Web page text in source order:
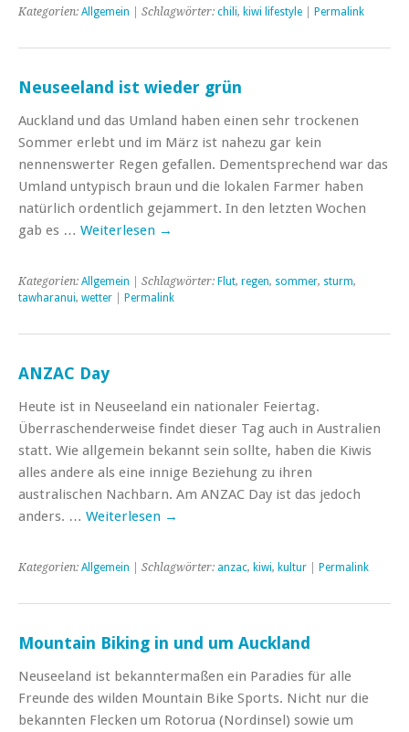
Kategorien: Allgemein | Schlagwörter: chili, kiwi lifestyle Permalink
Neuseeland ist wieder grün
Auckland und das Umland haben einen sehr trockenen
Sommer erlebt und im März ist nahezu gar kein
nennenswerter Regen gefallen. Dementsprechend war das
Umland untypisch braun und die lokalen Farmer haben
natürlich ordentlich gejammert. In den letzten Wochen
gab es … Weiterlesen →
Kategorien: Allgemein | Schlagwörter: Flut, regen, sommer, sturm,
tawharanui, wetter Permalink
ANZAC Day
Heute ist in Neuseeland ein nationaler Feiertag.
Überraschenderweise findet dieser Tag auch in Australien
statt. Wie allgemein bekannt sein sollte, haben die Kiwis
alles andere als eine innige Beziehung zu ihren
australischen Nachbarn. Am ANZAC Day ist das jedoch
anders. … Weiterlesen →
Kategorien: Allgemein | Schlagwörter: anzac, kiwi, kultur Permalink
Mountain Biking in und um Auckland
Neuseeland ist bekanntermaßen ein Paradies für alle
Freunde des wilden Mountain Bike Sports. Nicht nur die
bekannten Flecken um Rotorua (Nordinsel) sowie um